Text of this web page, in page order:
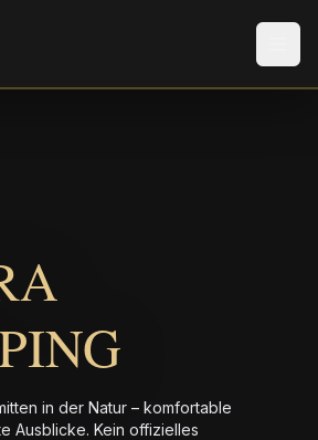
in der Natur – komfortable
Ausblicke. Kein offizielles